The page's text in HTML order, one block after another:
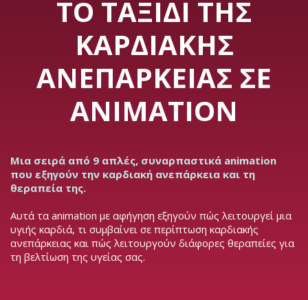
ΤΟ ΤΑΞΊΔΙ ΤΗΣ
ΚΑΡΔΙΑΚΉΣ
ΑΝΕΠΆΡΚΕΙΑΣ ΣΕ
ANIMATION
Μια σειρά από 9 απλές, συναρπαστικά animation
που εξηγούν την καρδιακή ανεπάρκεια και τη
θεραπεία της.
Αυτά τα animation με αφήγηση εξηγούν πώς λειτουργεί μια
υγιής καρδιά, τι συμβαίνει σε περίπτωση καρδιακής
ανεπάρκειας και πώς λειτουργούν διάφορες θεραπείες για
τη βελτίωση της υγείας σας.